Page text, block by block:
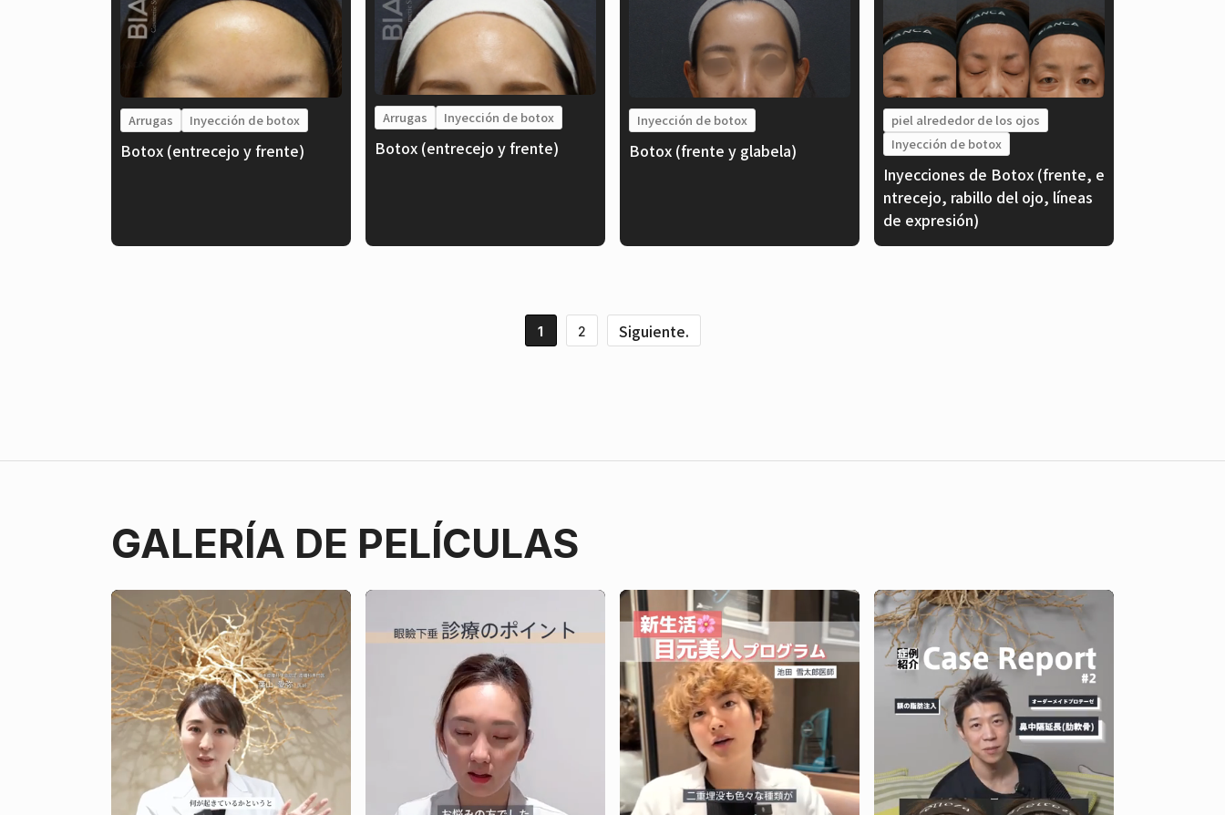
Arrugas Inyección de botox
Botox (entrecejo y frente)
Arrugas Inyección de botox
Botox (entrecejo y frente)
Inyección de botox
Botox (frente y glabela)
piel alrededor de los ojos
Inyección de botox
Inyecciones de Botox (frente, e
ntrecejo, rabillo del ojo, líneas
de expresión)
1 2 Siguiente.
GALERÍA DE PELÍCULAS